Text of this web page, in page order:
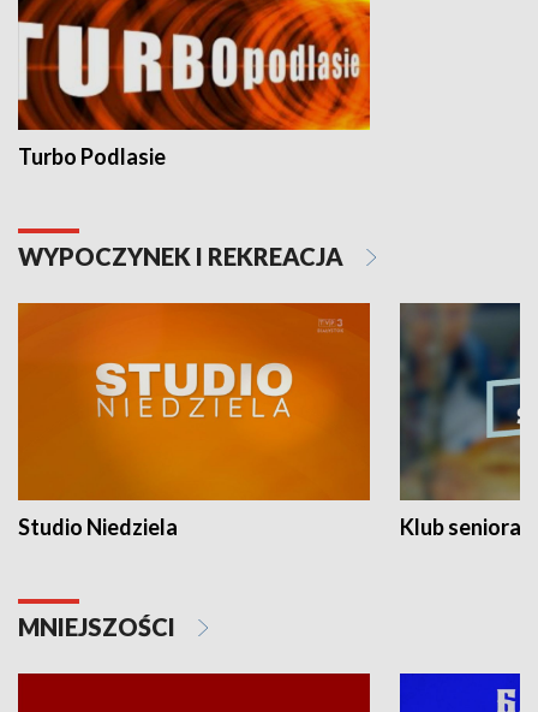
Turbo Podlasie
WYPOCZYNEK I REKREACJA
Studio Niedziela Klub seniora
MNIEJSZOŚCI